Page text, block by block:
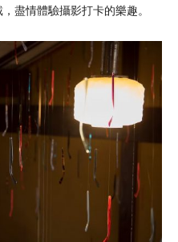
盡情體驗攝影打卡的樂趣。